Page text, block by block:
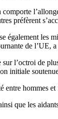
préfèrent
également les
de l’UE,
sur l’octroi de
initiale
entre hommes
que les